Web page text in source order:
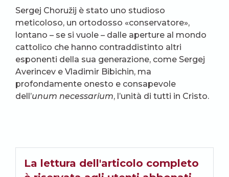
Sergej Choružij è stato uno studioso
meticoloso, un ortodosso «conservatore»,
lontano – se si vuole – dalle aperture al mondo
cattolico che hanno contraddistinto altri
esponenti della sua generazione, come Sergej
Averincev e Vladimir Bibichin, ma
profondamente onesto e consapevole
dell’unum necessarium, l’unità di tutti in Cristo.
La lettura dell'articolo completo